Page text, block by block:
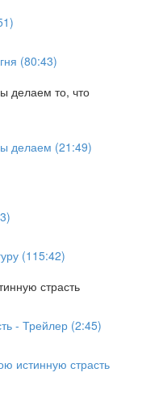
(80:43)
делаем то, что
делаем (21:49)
(115:42)
страсть
- Трейлер (2:45)
истинную страсть